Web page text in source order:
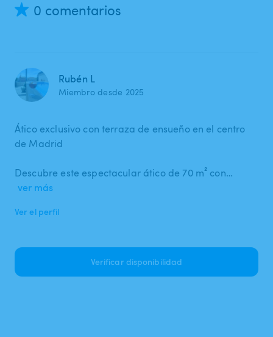
0 comentarios
Rubén L
Miembro desde 2025
Ático exclusivo con terraza de ensueño en el centro
de Madrid
Descubre este espectacular ático de 70 m² con…
ver más
Ver el perfil
Verificar disponibilidad